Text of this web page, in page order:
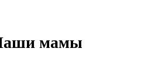
мамы